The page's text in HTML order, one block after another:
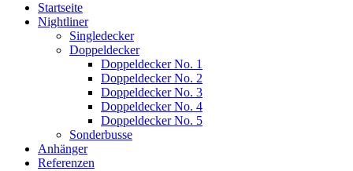
Startseite
Nightliner
Singledecker
Doppeldecker
Doppeldecker No. 1
Doppeldecker No. 2
Doppeldecker No. 3
Doppeldecker No. 4
Doppeldecker No. 5
Sonderbusse
Anhänger
Referenzen